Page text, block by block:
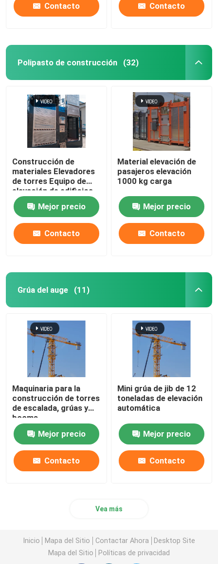
Contacto Contacto
Polipasto de construcción (32)
Construcción de
materiales Elevadores
de torres Equipo de
elevación de edificios
Mejor precio
Contacto
Material elevación de
pasajeros elevación
1000 kg carga
Mejor precio
Contacto
Grúa del auge (11)
Maquinaria para la
construcción de torres
de escalada, grúas y
booms
Mejor precio
Contacto
Mini grúa de jib de 12
toneladas de elevación
automática
Mejor precio
Contacto
Vea más
Inicio Mapa del Sitio Contactar Ahora
Desktop Site
Mapa del Sitio
Políticas de privacidad